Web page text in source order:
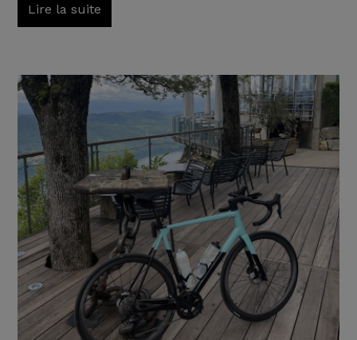
Lire la suite